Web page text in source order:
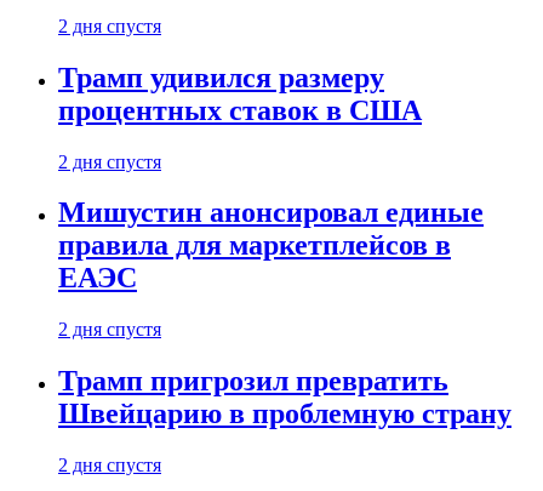
2 дня спустя
Трамп удивился размеру
процентных ставок в США
2 дня спустя
Мишустин анонсировал единые
правила для маркетплейсов в
ЕАЭС
2 дня спустя
Трамп пригрозил превратить
Швейцарию в проблемную страну
2 дня спустя